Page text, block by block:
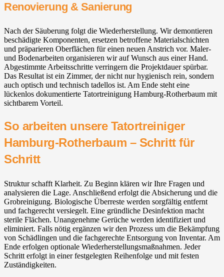
Renovierung & Sanierung
Nach der Säuberung folgt die Wiederherstellung. Wir demontieren
beschädigte Komponenten, ersetzen betroffene Materialschichten
und präparieren Oberflächen für einen neuen Anstrich vor. Maler-
und Bodenarbeiten organisieren wir auf Wunsch aus einer Hand.
Abgestimmte Arbeitsschritte verringern die Projektdauer spürbar.
Das Resultat ist ein Zimmer, der nicht nur hygienisch rein, sondern
auch optisch und technisch tadellos ist. Am Ende steht eine
lückenlos dokumentierte Tatortreinigung Hamburg-Rotherbaum mit
sichtbarem Vorteil.
So arbeiten unsere Tatortreiniger
Hamburg-Rotherbaum – Schritt für
Schritt
Struktur schafft Klarheit. Zu Beginn klären wir Ihre Fragen und
analysieren die Lage. Anschließend erfolgt die Absicherung und die
Grobreinigung. Biologische Überreste werden sorgfältig entfernt
und fachgerecht versiegelt. Eine gründliche Desinfektion macht
sterile Flächen. Unangenehme Gerüche werden identifiziert und
eliminiert. Falls nötig ergänzen wir den Prozess um die Bekämpfung
von Schädlingen und die fachgerechte Entsorgung von Inventar. Am
Ende erfolgen optionale Wiederherstellungsmaßnahmen. Jeder
Schritt erfolgt in einer festgelegten Reihenfolge und mit festen
Zuständigkeiten.